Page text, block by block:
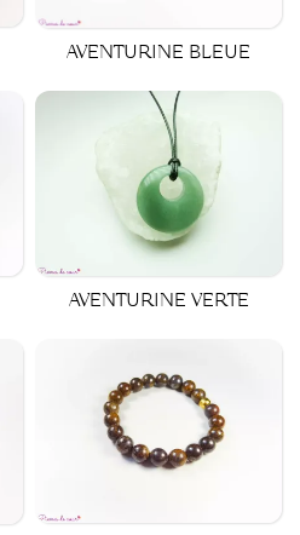
AVENTURINE BLEUE
AVENTURINE VERTE